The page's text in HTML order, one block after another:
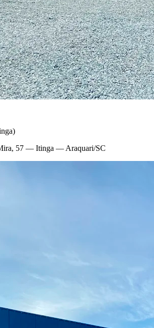
57 — Itinga — Araquari/SC